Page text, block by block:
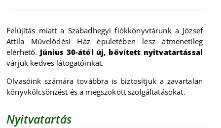
Felújítás miatt a Szabadhegyi fiókkönyvtárunk a József
Attila Művelődési Ház épületében lesz átmenetileg
elérhető. Június 30-ától új, bővített nyitvatartással
várjuk kedves látogatóinkat.
Olvasóink számára továbbra is biztosítjuk a zavartalan
könyvkölcsönzést és a megszokott szolgáltatásokat.
Nyitvatartás